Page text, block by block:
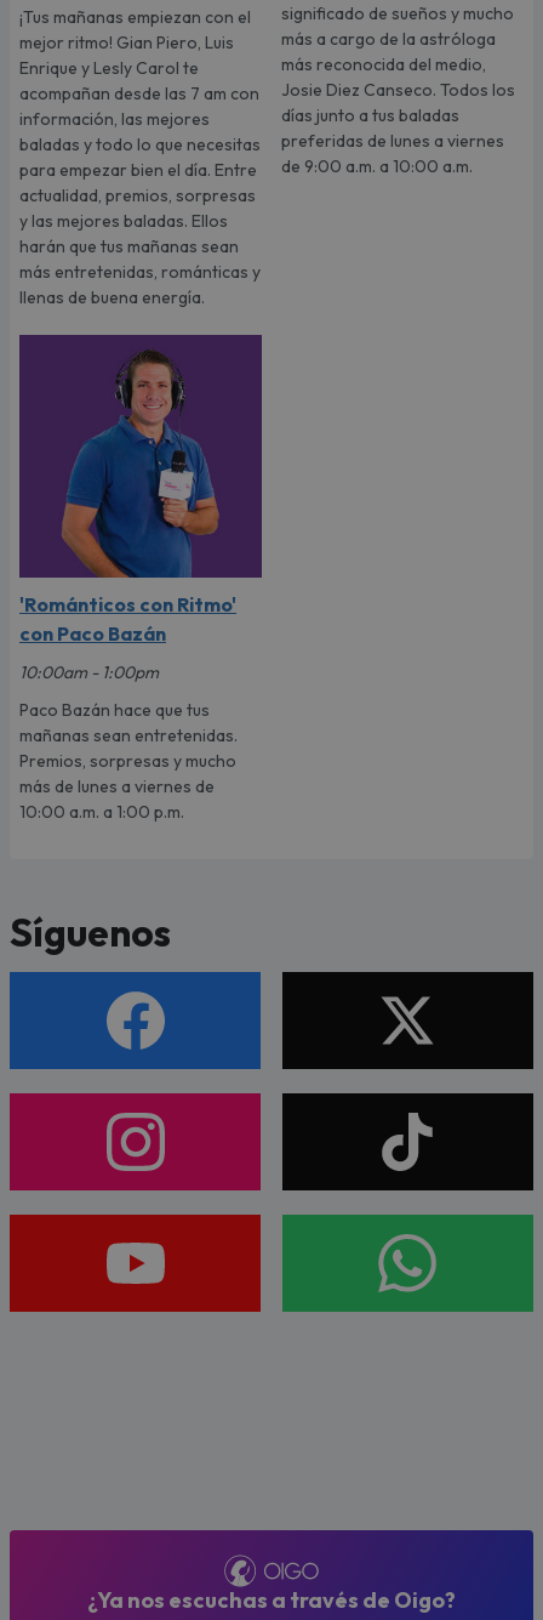
¡Tus mañanas empiezan con el
mejor ritmo! Gian Piero, Luis
Enrique y Lesly Carol te
acompañan desde las 7 am con
información, las mejores
baladas y todo lo que necesitas
para empezar bien el día. Entre
actualidad, premios, sorpresas
y las mejores baladas. Ellos
harán que tus mañanas sean
más entretenidas, románticas y
llenas de buena energía.
significado de sueños y mucho
más a cargo de la astróloga
más reconocida del medio,
Josie Diez Canseco. Todos los
días junto a tus baladas
preferidas de lunes a viernes
de 9:00 a.m. a 10:00 a.m.
'Románticos con Ritmo'
con Paco Bazán
10:00am - 1:00pm
Paco Bazán hace que tus
mañanas sean entretenidas.
Premios, sorpresas y mucho
más de lunes a viernes de
10:00 a.m. a 1:00 p.m.
Síguenos
¿Ya nos escuchas a través de Oigo?